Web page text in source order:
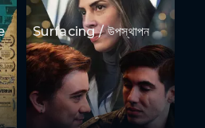
Surfacing / উপস্থাপন